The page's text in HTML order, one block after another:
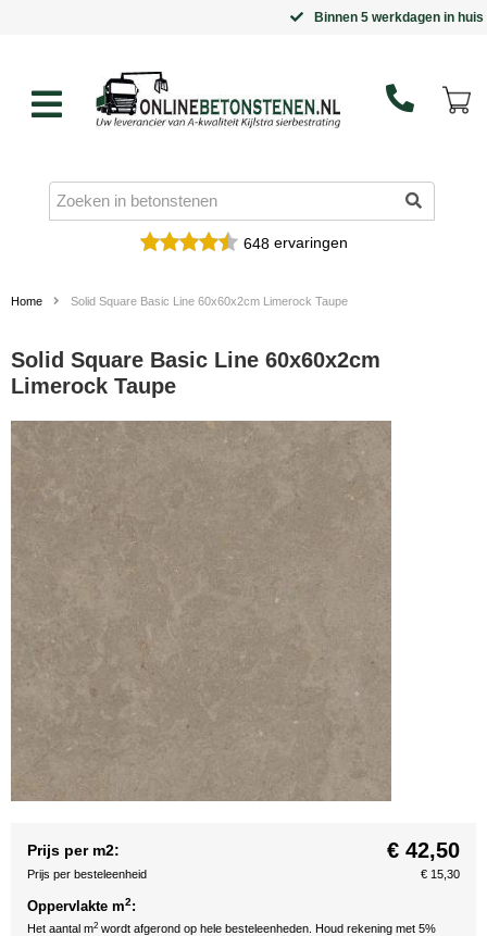
Binnen 5 werkdagen in huis
648ervaringen
Home Solid Square Basic Line 60x60x2cm Limerock Taupe
Solid Square Basic Line 60x60x2cm
Limerock Taupe
Prijs per m2: € 42,50
Prijs per besteleenheid € 15,30
Oppervlakte m2:
Het aantal m2 wordt afgerond op hele besteleenheden. Houd rekening met 5%